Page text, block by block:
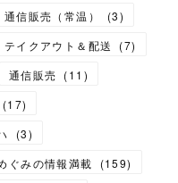
通信販売（常温） (3)
テイクアウト＆配送 (7)
通信販売 (11 )
(17)
(3)
ぐみの情報満載 (159)